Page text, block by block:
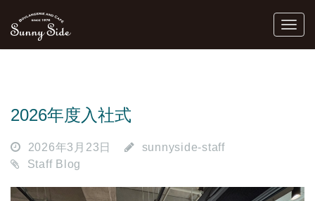
2026年度入社式
2026年3月23日
sunnyside-staff
Staff Blog